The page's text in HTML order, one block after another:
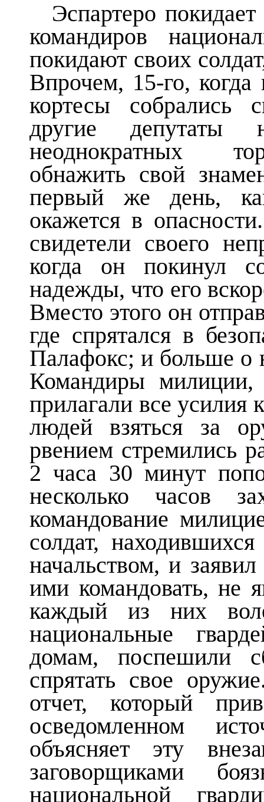
Эспартеро
командиров
покидают своих
Впрочем, 15-го, когда
кортесы собрались
другие
неоднократных
обнажить свой
первый же день,
окажется в
свидетели своего
когда он покинул
надежды, что его
Вместо этого он
где спрятался в
Палафокс; и больше о
Командиры милиции,
прилагали все усилия
людей взяться за
рвением стремились
2 часа 30 минут
несколько часов
командование
солдат,
начальством, и
ими командовать, не
каждый из них
национальные
домам, поспешили
спрятать cвое
отчет, который
осведомленном
объясняет эту
заговорщиками
национальной